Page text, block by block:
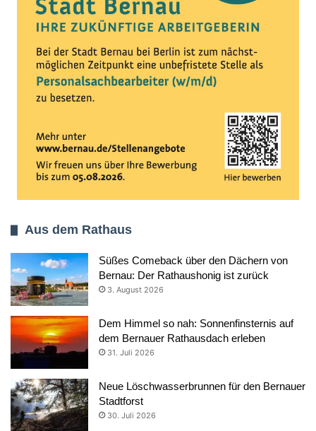
Aus dem Rathaus
Süßes Comeback über den Dächern von
Bernau: Der Rathaushonig ist zurück
3. August 2026
Dem Himmel so nah: Sonnenfinsternis auf
dem Bernauer Rathausdach erleben
31. Juli 2026
Neue Löschwasserbrunnen für den Bernauer
Stadtforst
30. Juli 2026